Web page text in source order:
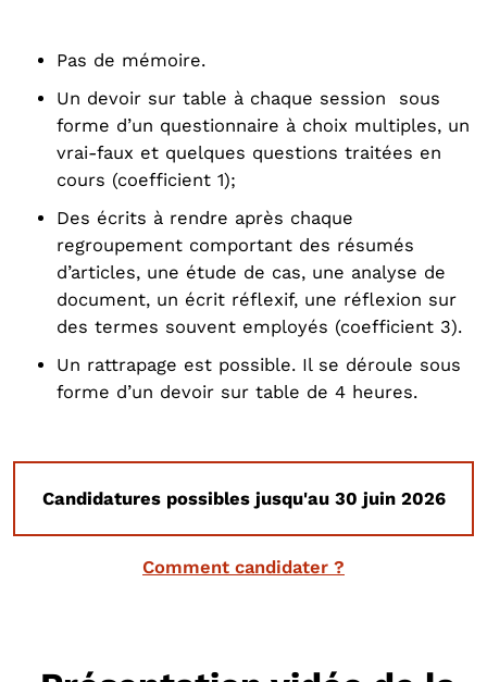
Pas de mémoire.
Un devoir sur table à chaque session sous
forme d’un questionnaire à choix multiples, un
vrai-faux et quelques questions traitées en
cours (coefficient 1);
Des écrits à rendre après chaque
regroupement comportant des résumés
d’articles, une étude de cas, une analyse de
document, un écrit réflexif, une réflexion sur
des termes souvent employés (coefficient 3).
Un rattrapage est possible. Il se déroule sous
forme d’un devoir sur table de 4 heures.
Candidatures possibles jusqu'au 30 juin 2026
Comment candidater ?